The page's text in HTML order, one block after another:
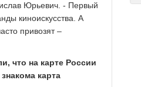
Юрьевич. - Первый
киноискусства. А
привозят –
что на карте России
карта